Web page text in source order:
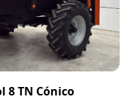
8 TN Cónico